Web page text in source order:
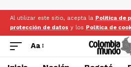
Al utilizar este sitio, acepta la Politica de
protección de datos y los Politica de
Aa